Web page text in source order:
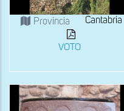
Provincia Cantabria
VOTO